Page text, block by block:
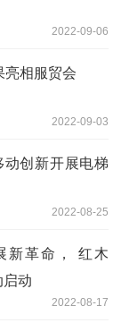
2022-09-06
亮相服贸会
2022-09-03
创新开展电梯
2022-08-25
新革命， 红木
启动
2022-08-17